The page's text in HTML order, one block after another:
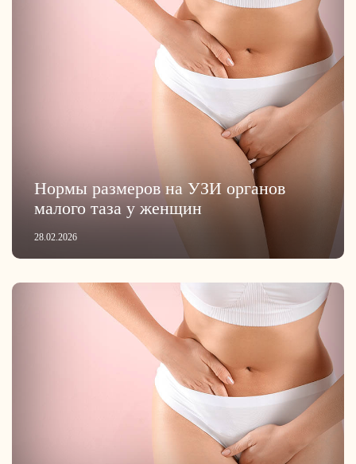
Нормы размеров на УЗИ органов
малого таза у женщин
28.02.2026